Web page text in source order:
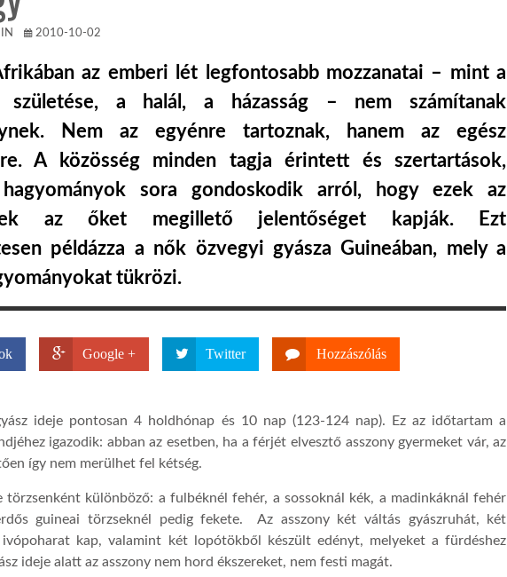
2010-10-02
az emberi lét legfontosabb mozzanatai – mint a
születése, a halál, a házasság – nem számítanak
Nem az egyénre tartoznak, hanem az egész
A közösség minden tagja érintett és szertartások,
sora gondoskodik arról, hogy ezek az
az őket megillető jelentőséget kapják. Ezt
példázza a nők özvegyi gyásza Guineában, mely a
tükrözi.
Google + Twitter Hozzászólás
ideje pontosan 4 holdhónap és 10 nap (123-124 nap). Ez az időtartam a
igazodik: abban az esetben, ha a férjét elvesztő asszony gyermeket vár, az
így nem merülhet fel kétség.
törzsenként különböző: a fulbéknél fehér, a sossoknál kék, a madinkáknál fehér
guineai törzseknél pedig fekete. Az asszony két váltás gyászruhát, két
kap, valamint két lopótökből készült edényt, melyeket a fürdéshez
ideje alatt az asszony nem hord ékszereket, nem festi magát.